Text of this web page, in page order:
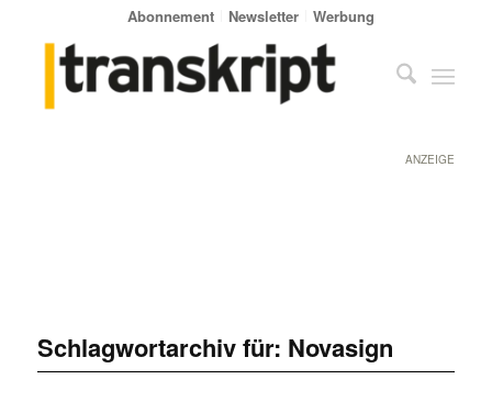
Abonnement Newsletter Werbung
ANZEIGE
Schlagwortarchiv für: Novasign